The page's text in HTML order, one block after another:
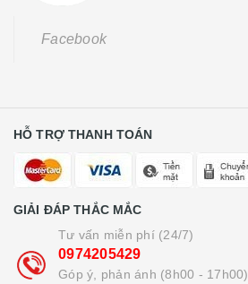
Facebook
HỖ TRỢ THANH TOÁN
GIẢI ĐÁP THẮC MẮC
Tư vấn miễn phí (24/7)
0974205429
Góp ý, phản ánh (8h00 - 17h00)